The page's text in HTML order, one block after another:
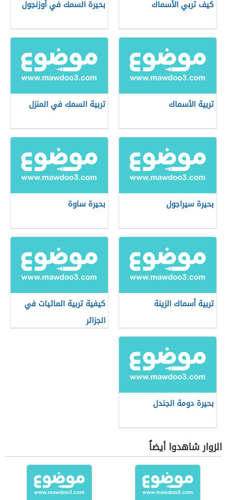
كيف تربي الأسماك بحيرة السمك في أوزنجول
تربية الأسماك تربية السمك في المنزل
بحيرة سيراجول بحيرة ساوة
تربية أسماك الزينة
كيفية تربية المائيات في
الجزائر
بحيرة دومة الجندل
الزوار شاهدوا أيضاً